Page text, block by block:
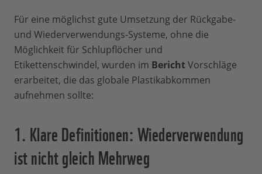
Für eine möglichst gute Umsetzung der Rückgabe-
und Wiederverwendungs-Systeme, ohne die
Möglichkeit für Schlupflöcher und
Etikettenschwindel, wurden im BerichtVorschläge
erarbeitet, die das globale Plastikabkommen
aufnehmen sollte:
1. Klare Definitionen: Wiederverwendung
ist nicht gleich Mehrweg